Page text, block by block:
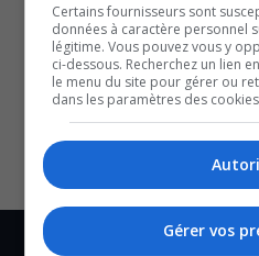
en équipe et qu’ils aient plus
SOUTENIR NOS MÉDIAS,
CULTURE ET
Certains fournisseurs sont
données à caractère personnel
légitime. Vous pouvez vous y
ci-dessous. Recherchez un lien
le menu du site pour gérer ou
dans les paramètres des
Gérer vos